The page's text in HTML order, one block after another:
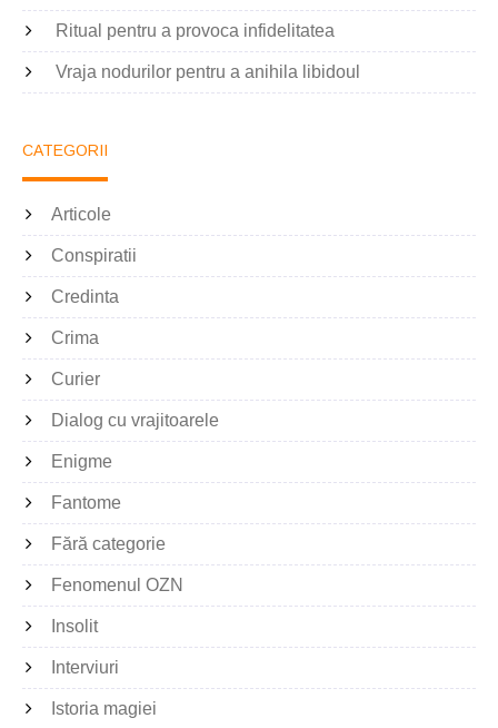
Ritual pentru a provoca infidelitatea
Vraja nodurilor pentru a anihila libidoul
CATEGORII
Articole
Conspiratii
Credinta
Crima
Curier
Dialog cu vrajitoarele
Enigme
Fantome
Fără categorie
Fenomenul OZN
Insolit
Interviuri
Istoria magiei